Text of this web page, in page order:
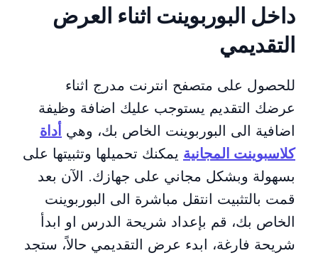
داخل البوربوينت اثناء العرض
التقديمي
للحصول على متصفح انترنت مدرج اثناء
عرضك التقديم يستوجب عليك اضافة وظيفة
اضافية الى البوربوينت الخاص بك، وهي أداة
كلاسبوينت المجانية يمكنك تحميلها وتثبيتها على
بسهولة وبشكل مجاني على جهازك. الآن بعد
قمت بالتثبيت انتقل مباشرة الى البوربوينت
الخاص بك، قم بإعداد شريحة الدرس او ابدأ
شريحة فارغة، ابدء عرض التقديمي حالاً، ستجد